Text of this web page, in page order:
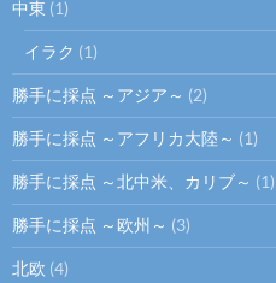
中東 (1)
イラク (1)
勝手に採点 ～アジア～ (2)
勝手に採点 ～アフリカ大陸～ (1)
勝手に採点 ～北中米、カリブ～ (1)
勝手に採点 ～欧州～ (3)
北欧 (4)